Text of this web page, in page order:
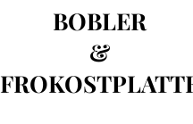
BOBLER
&